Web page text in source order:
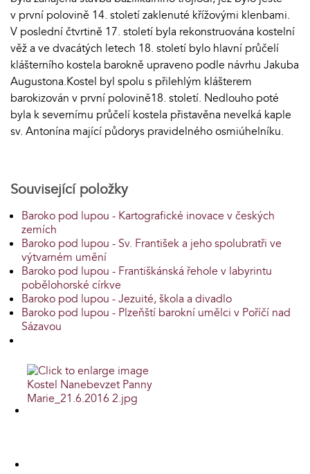
v první polovině 14. století zaklenuté křížovými klenbami.
V poslední čtvrtině 17. století byla rekonstruována kostelní
věž a ve dvacátých letech 18. století bylo hlavní průčelí
klášterního kostela barokně upraveno podle návrhu Jakuba
Augustona.Kostel byl spolu s přilehlým klášterem
barokizován v první polovině18. století. Nedlouho poté
byla k severnímu průčelí kostela přistavěna nevelká kaple
sv. Antonína mající půdorys pravidelného osmiúhelníku.
Související položky
Baroko pod lupou - Kartografické inovace v českých
zemích
Baroko pod lupou - Sv. František a jeho spolubratři ve
výtvarném umění
Baroko pod lupou - Františkánská řehole v labyrintu
pobělohorské církve
Baroko pod lupou - Jezuité, škola a divadlo
Baroko pod lupou - Plzeňští barokní umělci v Poříčí nad
Sázavou